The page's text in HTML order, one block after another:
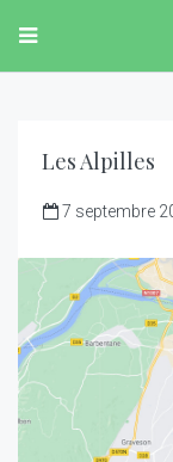
Les Alpilles
7 septembre